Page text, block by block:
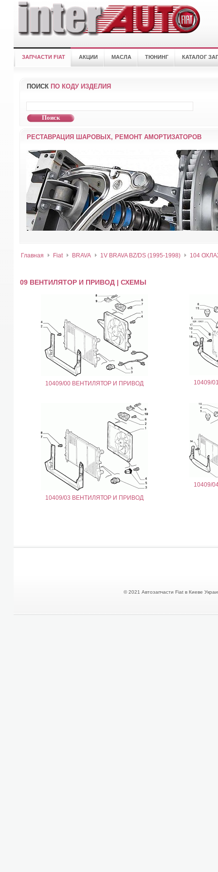
ЗАПЧАСТИ FIAT АКЦИИ МАСЛА ТЮНИНГ КАТАЛОГ
ПОИСК ПО КОДУ ИЗДЕЛИЯ
РЕСТАВРАЦИЯ ШАРОВЫХ, РЕМОНТ АМОРТИЗАТОРОВ
Главная Fiat BRAVA 1V BRAVA BZ/DS (1995-1998) 104
09 ВЕНТИЛЯТОР И ПРИВОД | СХЕМЫ
10409/00 ВЕНТИЛЯТОР И ПРИВОД 10409/
10409/03 ВЕНТИЛЯТОР И ПРИВОД
10409/
© 2021 Автозапчасти Fiat в Киеве